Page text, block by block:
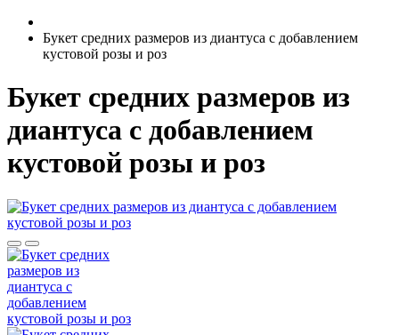
Букет средних размеров из диантуса c добавлением
кустовой розы и роз
Букет средних размеров из
диантуса c добавлением
кустовой розы и роз